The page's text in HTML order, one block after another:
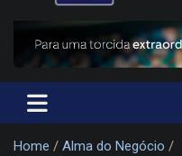
Home
Alma do Negócio